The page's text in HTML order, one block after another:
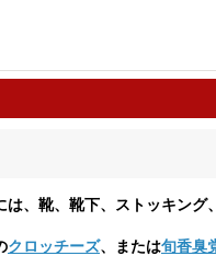
、靴、靴下、ストッキング
クロッチーズ、または旬香臭